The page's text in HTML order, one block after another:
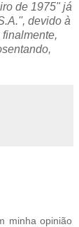
de 1975" já
devido à
minha opinião